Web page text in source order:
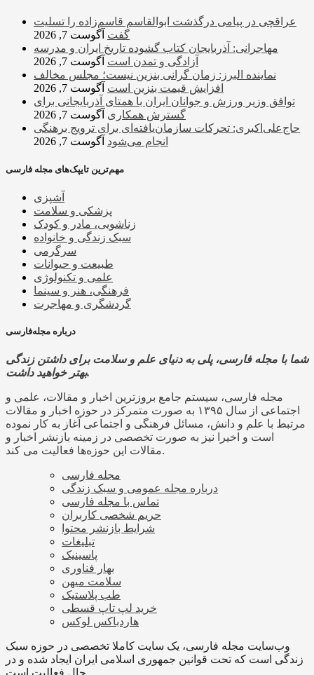
عراقچی در پیامی درگذشت ابوالقاسم قاسم‌زاده را تسلیت
گفت آگوست 7, 2026
مهاجرانی: آذربایجان کتاب گشوده تاریخ ایران و مدرسه
آزادگی و تمدن است آگوست 7, 2026
نماینده البرز: زمان گرانی بنزین نیست؛ مجلس مخالف
افزایش قیمت بنزین است آگوست 7, 2026
توافق وزیر ورزش و جوانان ایران با همتای آذربایجانی برای
گسترش همکاری آگوست 7, 2026
حاج‌علی‌اکبری: تحرکات سازمان‌یافته‌ای برای ترویج برهنگی
انجام می‌شود آگوست 7, 2026
مهم‌ترین تایپک‌های مجله فارسی
آشپزی
پزشکی و سلامت
زناشویی، مادر و کودک
سبک زندگی و خانواده
سرگرمی
طبیعت و حیوانات
علمی و تکنولوژی
فرهنگی، هنر و سینما
گردشگری و مهاجرت
درباره مجله‌فارسی
شما با مجله فارسی، پلی به دنیای علم و سلامت برای داشتن زندگی
بهتر خواهید داشت.
مجله فارسی، سیستم جامع بروزترین اخبار و مقالات، علمی و
اجتماعی از سال ۱۳۹۵ به صورت متمرکز در حوزه اخبار و مقالات
مرتبط با علم و دانش، مسائل فرهنگی و اجتماعی آغاز به کار نموده
است و اخیرا نیز به صورت تخصصی در زمینه بازنشر اخبار و
مقالات این حوزه‌ها فعالیت می کند.
مجله فارسی
درباره مجله عمومی و سبک زندگی
تماس با مجله فارسی
حریم شخصی کاربران
شرایط بازنشر محتوا
تبلیغات
پاسینیک
بهار فناوری
سلامت میهن
طب پلاستیک
خرید لپ تاپ قسطی
هاردباکس لوکس
وب‌سایت مجله فارسی، یک سایت کاملا تخصصی در حوزه سبک
زندگی است که تحت قوانین جمهوری اسلامی ایران ایجاد شده و در